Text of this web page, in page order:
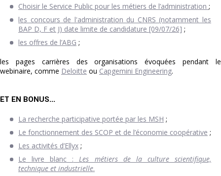
Choisir le Service Public pour les métiers de l’administration ;
les concours de l'administration du CNRS (notamment les
BAP D, F et J) date limite de candidature [09/07/26] ;
les offres de l’ABG ;
les pages carrières des organisations évoquées pendant le
webinaire, comme Deloitte ou Capgemini Engineering.
ET EN BONUS...
La recherche participative portée par les MSH ;
Le fonctionnement des SCOP et de l’économie coopérative ;
Les activités d’Ellyx ;
Le livre blanc : Les métiers de la culture scientifique,
technique et industrielle.